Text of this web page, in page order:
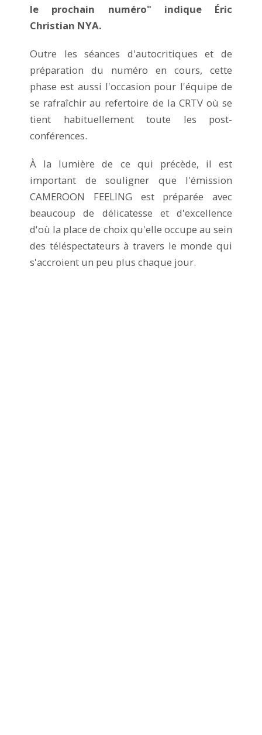
le prochain numéro" indique Éric
Christian NYA.
Outre les séances d'autocritiques et de
préparation du numéro en cours, cette
phase est aussi l'occasion pour l'équipe de
se rafraîchir au refertoire de la CRTV où se
tient habituellement toute les post-
conférences.
À la lumière de ce qui précède, il est
important de souligner que l'émission
CAMEROON FEELING est préparée avec
beaucoup de délicatesse et d'excellence
d'où la place de choix qu'elle occupe au sein
des téléspectateurs à travers le monde qui
s'accroient un peu plus chaque jour.